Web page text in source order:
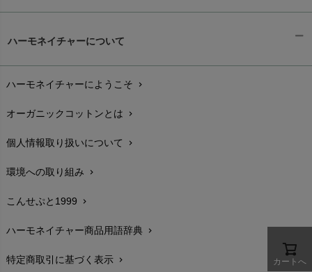
nanadecor（ナナデェコール）
ぬくぐるみ工房
Haruulala（ハルウララ）
Pantyliners Organics（パンティライナーズ）
plantia（プランティア）
PRISTINE（プリスティン）
LITTLE INDIANS（リトルインディアンズ）
maggies（マギーズ）
MAINIO（マイニオ）
MAUD N LIL（モード・ン・リル）
maxomorra（マクソモーラ）
Molo（モロ）
My Little Cozmo（マイリトルコズモ）
NATURAPURA（ナチュラプラ）
カートへ
配送と送料chevron_right
在庫状況と発送予定chevron_right
サイズ・寸法chevron_right
生地・素材chevron_right
お手入れについて
レビューを書こうchevron_right
返品交換chevron_right
ハーモネイチャーについて
ハーモネイチャーにようこそ chevron_right
オーガニックコットンとは chevron_right
個人情報取り扱いについて chevron_right
環境への取り組み chevron_right
こんせぷと1999 chevron_right
ハーモネイチャー商品用語辞典 chevron_right
特定商取引に基づく表示 chevron_right